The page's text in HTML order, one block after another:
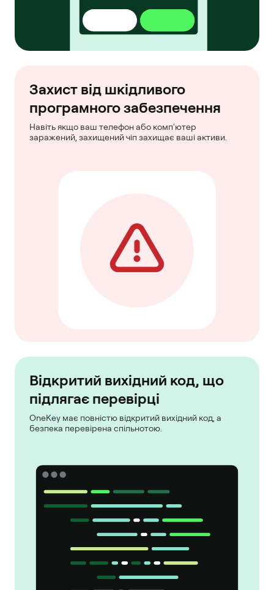
Захист від шкідливого
програмного забезпечення
Навіть якщо ваш телефон або комп'ютер
заражений, захищений чіп захищає ваші активи.
Відкритий вихідний код, що
підлягає перевірці
OneKey має повністю відкритий вихідний код, а
безпека перевірена спільнотою.